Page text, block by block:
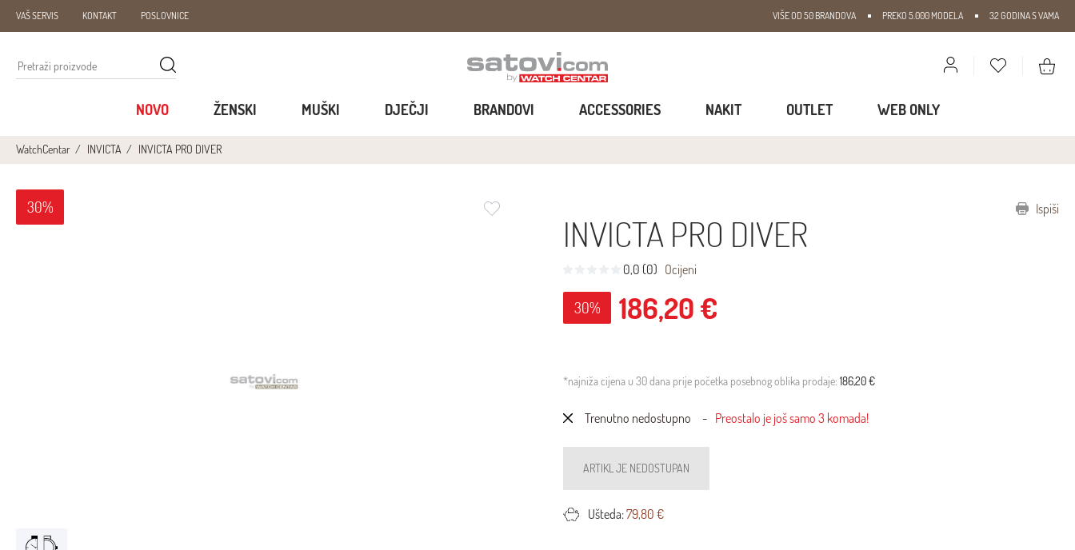
VAŠ SERVIS KONTAKT POSLOVNICE VIŠE OD 50 BRANDOVA PREKO 5.000 MODELA 32 GODINA S VAMA
NOVO ŽENSKI MUŠKI DJEČJI BRANDOVI ACCESSORIES NAKIT OUTLET WEB ONLY
WatchCentar INVICTA INVICTA PRO DIVER
30% Ispiši
INVICTA PRO DIVER
0,0 (0) Ocijeni
30% 186,20 €
*najniža cijena u 30 dana prije početka posebnog oblika prodaje: 186,20 €
Trenutno nedostupno Preostalo je još samo 3 komada!
ARTIKL JE NEDOSTUPAN
Ušteda:79,80 €